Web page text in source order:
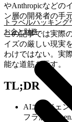
トラベルハッキング
お金と財務
やAnthropicなどの
ン層の開発者の手
この記事では実際
イズの厳しい現実
わけではない。実
能な道筋を示す。
TL;DR
AIエージェン
フラ層（